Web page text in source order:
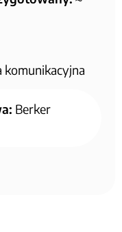
komunikacyjna
Berker